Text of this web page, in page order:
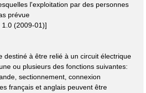
l'exploitation par des personnes
prévue
1.0 (2009-01)]
destiné à être relié à un circuit électrique
ou plusieurs des fonctions suivantes:
sectionnement, connexion
français et anglais peuvent être